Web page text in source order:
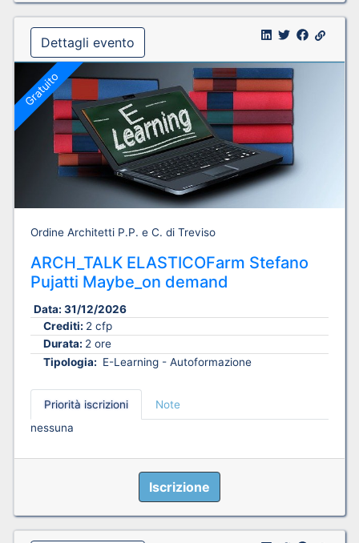
Dettagli evento
Gratuito
Ordine Architetti P.P. e C. di Treviso
ARCH_TALK ELASTICOFarm Stefano
Pujatti Maybe_on demand
Data: 31/12/2026
Crediti: 2 cfp
Durata: 2 ore
Tipologia: E-Learning - Autoformazione
Priorità iscrizioni
Note
nessuna
Iscrizione